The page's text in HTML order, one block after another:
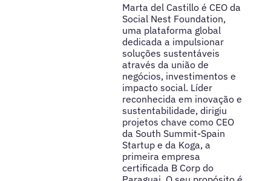
Marta del Castillo é CEO da
Social Nest Foundation,
uma plataforma global
dedicada a impulsionar
soluções sustentáveis
através da união de
negócios, investimentos e
impacto social. Líder
reconhecida em inovação e
sustentabilidade, dirigiu
projetos chave como CEO
da South Summit-Spain
Startup e da Koga, a
primeira empresa
certificada B Corp do